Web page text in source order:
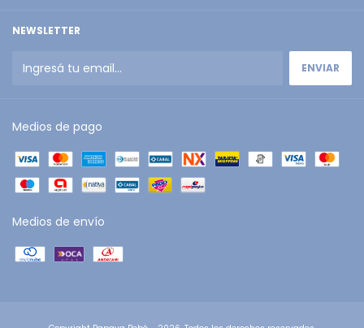
NEWSLETTER
Medios de pago
Medios de envío